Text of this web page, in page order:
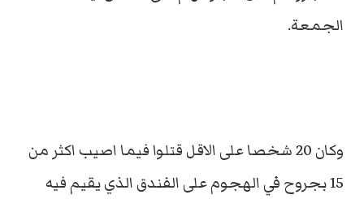
الجمعة.
وكان 20 شخصا على الاقل قتلوا فيما اصيب اكثر من
15 بجروح في الهجوم على الفندق الذي يقيم فيه